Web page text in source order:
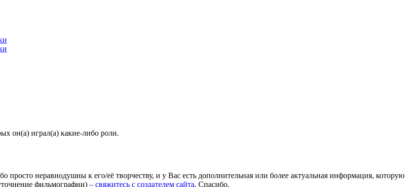
он(а) играл(а) какие-либо роли.
просто неравнодушны к его/её творчеству, и у Вас есть дополнительная или более актуальная информация, которую
фильмографии) – свяжитесь с создателем сайта. Спасибо.